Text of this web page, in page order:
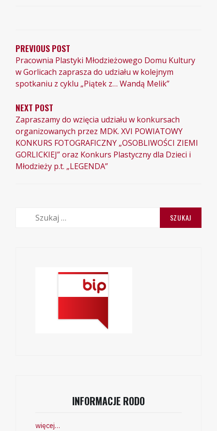
PREVIOUS POST
Pracownia Plastyki Młodzieżowego Domu Kultury
w Gorlicach zaprasza do udziału w kolejnym
spotkaniu z cyklu „Piątek z… Wandą Melik”
NEXT POST
Zapraszamy do wzięcia udziału w konkursach
organizowanych przez MDK. XVI POWIATOWY
KONKURS FOTOGRAFICZNY „OSOBLIWOŚCI ZIEMI
GORLICKIEJ” oraz Konkurs Plastyczny dla Dzieci i
Młodzieży p.t. „LEGENDA”
INFORMACJE RODO
więcej…